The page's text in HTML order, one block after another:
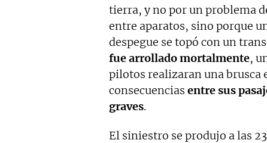
tierra, y no por un problema
entre aparatos, sino porque
despegue se topó con un
fue arrollado mortalmente,
pilotos realizaran una brusca
consecuencias entre sus
graves.
El siniestro se produjo a las